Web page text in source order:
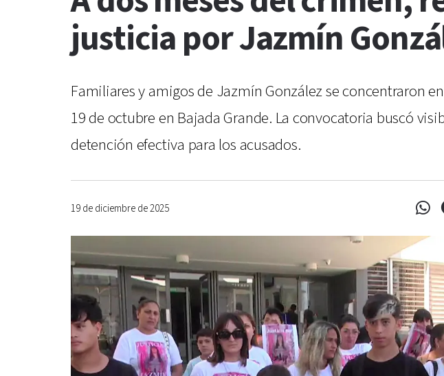
justicia por Jazmín
Familiares y amigos de Jazmín González se concentraron
19 de octubre en Bajada Grande. La convocatoria buscó
detención efectiva para los acusados.
19 de diciembre de 2025